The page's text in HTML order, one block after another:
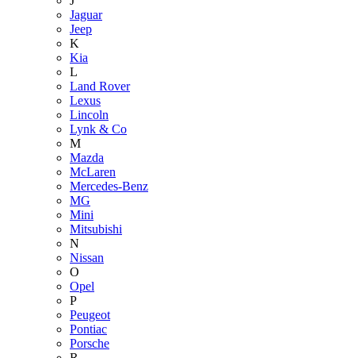
Jaguar
Jeep
K
Kia
L
Land Rover
Lexus
Lincoln
Lynk & Co
M
Mazda
McLaren
Mercedes-Benz
MG
Mini
Mitsubishi
N
Nissan
O
Opel
P
Peugeot
Pontiac
Porsche